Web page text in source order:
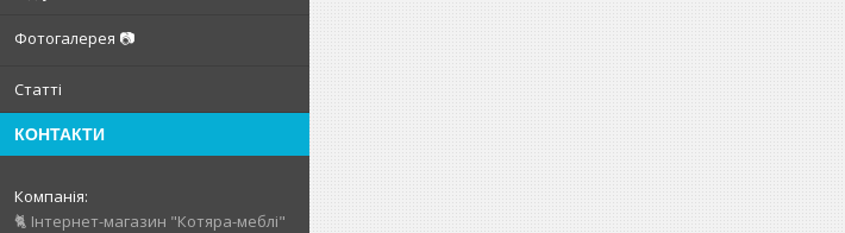
Фотогалерея 📷
Статті
КОНТАКТИ
🐈 Інтернет-магазин "Котяра-меблі"